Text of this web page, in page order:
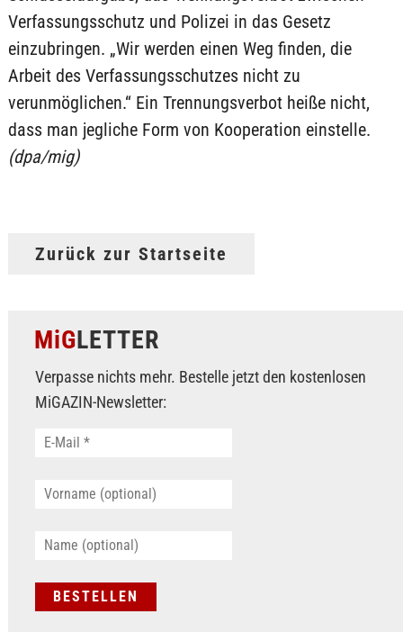
Verfassungsschutz und Polizei in das Gesetz
einzubringen. „Wir werden einen Weg finden, die
Arbeit des Verfassungsschutzes nicht zu
verunmöglichen.“ Ein Trennungsverbot heiße nicht,
dass man jegliche Form von Kooperation einstelle.
(dpa/mig)
Zurück zur Startseite
MiGLETTER
Verpasse nichts mehr. Bestelle jetzt den kostenlosen
MiGAZIN-Newsletter: